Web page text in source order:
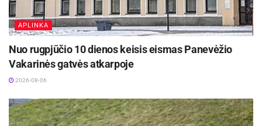
Šaltinis: FK „Panevėžys“
A lyga
APLINKA
Nuo rugpjūčio 10 dienos keisis eismas Panevėžio
Vakarinės gatvės atkarpoje
2026-08-06